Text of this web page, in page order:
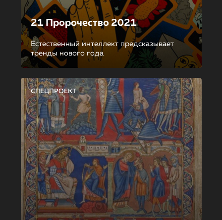
21 Пророчество 2021
Естественный интеллект предсказывает
тренды нового года
СПЕЦПРОЕКТ